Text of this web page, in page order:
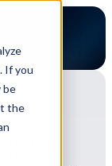
If you
be
the